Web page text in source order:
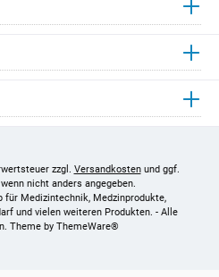
zzgl. Versandkostenund ggf.
nicht anders angegeben.
für Medizintechnik, Medzinprodukte,
und vielen weiteren Produkten. - Alle
Theme by ThemeWare®